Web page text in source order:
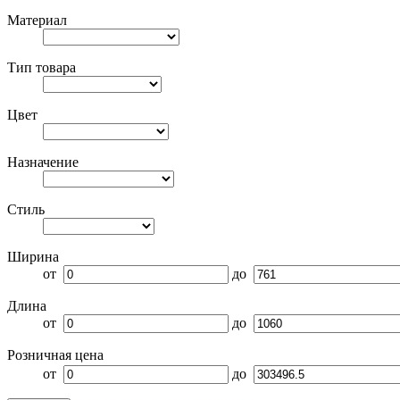
Материал
Тип товара
Цвет
Назначение
Стиль
Ширина
от
до
Длина
от
до
Розничная цена
от
до